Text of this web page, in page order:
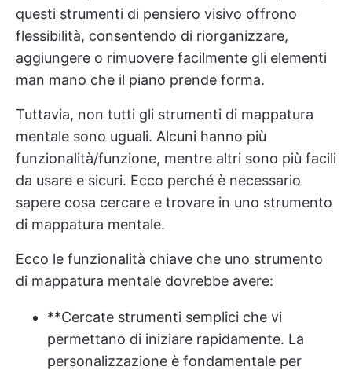
questi strumenti di pensiero visivo offrono
flessibilità, consentendo di riorganizzare,
aggiungere o rimuovere facilmente gli elementi
man mano che il piano prende forma.
Tuttavia, non tutti gli strumenti di mappatura
mentale sono uguali. Alcuni hanno più
funzionalità/funzione, mentre altri sono più facili
da usare e sicuri. Ecco perché è necessario
sapere cosa cercare e trovare in uno strumento
di mappatura mentale.
Ecco le funzionalità chiave che uno strumento
di mappatura mentale dovrebbe avere:
**Cercate strumenti semplici che vi
permettano di iniziare rapidamente. La
personalizzazione è fondamentale per